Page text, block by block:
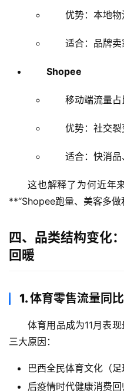
优势：本地
适合：品牌
Shopee
移动端流量
优势：社交
适合：快消
这也解释了为何近年
**“Shopee跑量、美客多做
四、品类结构变化
回暖
1. 体育零售流量同
体育用品成为11月表
三大原因：
巴西全民体育文化（足
后疫情时代健康消费回